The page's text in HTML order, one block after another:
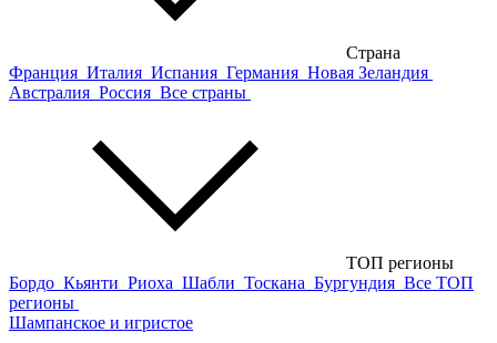
Страна
Франция Италия Испания Германия Новая Зеландия
Австралия Россия Все страны
ТОП регионы
Бордо Кьянти Риоха Шабли Тоскана Бургундия Все ТОП
регионы
Шампанское и игристое